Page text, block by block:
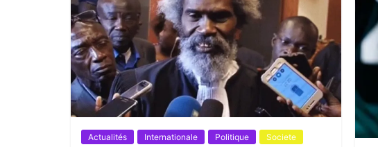
Actualités Internationale Politique Societe